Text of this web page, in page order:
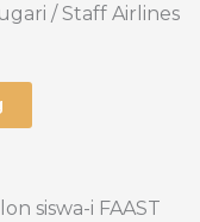
/ Staff Airlines
siswa-i FAAST